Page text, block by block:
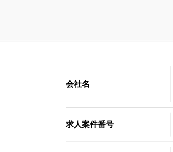
会社名
求人案件番号